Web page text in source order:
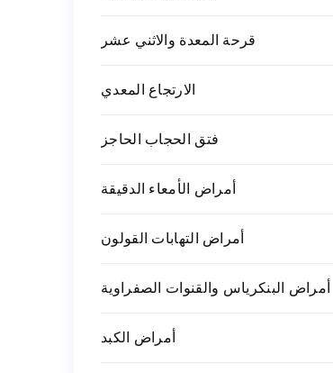
قرحة المعدة والاثني عشر
الارتجاع المعدي
فتق الحجاب الحاجز
أمراض الأمعاء الدقيقة
أمراض التهابات القولون
أمراض البنكرياس والقنوات الصفراوية
أمراض الكبد